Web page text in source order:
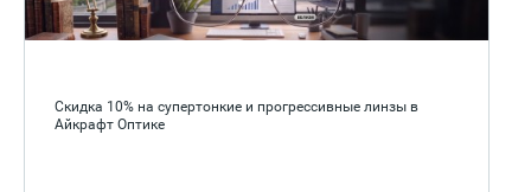
Скидка 10% на супертонкие и прогрессивные линзы в
Айкрафт Оптике